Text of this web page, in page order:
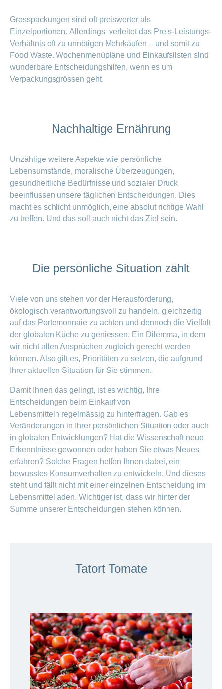
Grosspackungen sind oft preiswerter als
Einzelportionen. Allerdings verleitet das Preis-Leistungs-
Verhältnis oft zu unnötigen Mehrkäufen – und somit zu
Food Waste. Wochenmenüpläne und Einkaufslisten sind
wunderbare Entscheidungshilfen, wenn es um
Verpackungsgrössen geht.
Nachhaltige Ernährung
Unzählige weitere Aspekte wie persönliche
Lebensumstände, moralische Überzeugungen,
gesundheitliche Bedürfnisse und sozialer Druck
beeinflussen unsere täglichen Entscheidungen. Dies
macht es schlicht unmöglich, eine absolut richtige Wahl
zu treffen. Und das soll auch nicht das Ziel sein.
Die persönliche Situation zählt
Viele von uns stehen vor der Herausforderung,
ökologisch verantwortungsvoll zu handeln, gleichzeitig
auf das Portemonnaie zu achten und dennoch die Vielfalt
der globalen Küche zu geniessen. Ein Dilemma, in dem
wir nicht allen Ansprüchen zugleich gerecht werden
können. Also gilt es, Prioritäten zu setzen, die aufgrund
Ihrer aktuellen Situation für Sie stimmen.
Damit Ihnen das gelingt, ist es wichtig, Ihre
Entscheidungen beim Einkauf von
Lebensmitteln regelmässig zu hinterfragen. Gab es
Veränderungen in Ihrer persönlichen Situation oder auch
in globalen Entwicklungen? Hat die Wissenschaft neue
Erkenntnisse gewonnen oder haben Sie etwas Neues
erfahren? Solche Fragen helfen Ihnen dabei, ein
bewusstes Konsumverhalten zu entwickeln. Und dieses
steht und fällt nicht mit einer einzelnen Entscheidung im
Lebensmittelladen. Wichtiger ist, dass wir hinter der
Summe unserer Entscheidungen stehen können.
Tatort Tomate